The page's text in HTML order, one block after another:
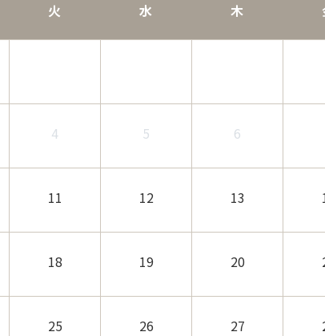
火 水 木
4 5 6
11 12 13
18 19 20
25 26 27